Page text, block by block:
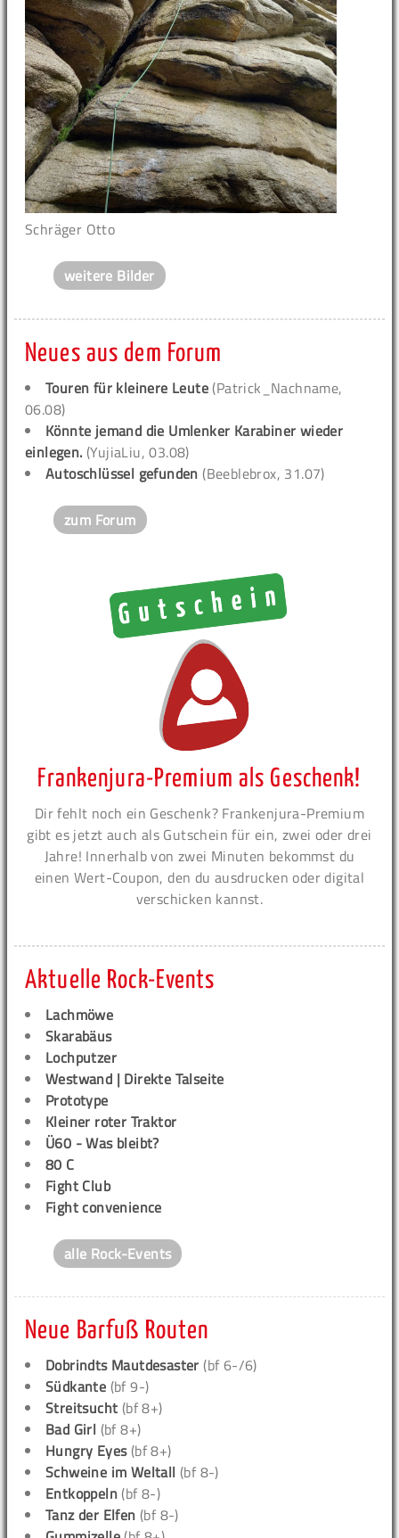
Schräger Otto
weitere Bilder
Neues aus dem Forum
Touren für kleinere Leute (Patrick_Nachname,
06.08)
Könnte jemand die Umlenker Karabiner wieder
einlegen. (YujiaLiu, 03.08)
Autoschlüssel gefunden (Beeblebrox, 31.07)
zum Forum
Frankenjura-Premium als Geschenk!
Dir fehlt noch ein Geschenk? Frankenjura-Premium
gibt es jetzt auch als Gutschein für ein, zwei oder drei
Jahre! Innerhalb von zwei Minuten bekommst du
einen Wert-Coupon, den du ausdrucken oder digital
verschicken kannst.
Aktuelle Rock-Events
Lachmöwe
Skarabäus
Lochputzer
Westwand | Direkte Talseite
Prototype
Kleiner roter Traktor
Ü60 - Was bleibt?
80 C
Fight Club
Fight convenience
alle Rock-Events
Neue Barfuß Routen
Dobrindts Mautdesaster (bf 6-/6)
Südkante (bf 9-)
Streitsucht (bf 8+)
Bad Girl (bf 8+)
Hungry Eyes(bf 8+)
Schweine im Weltall (bf 8-)
Entkoppeln (bf 8-)
Tanz der Elfen (bf 8-)